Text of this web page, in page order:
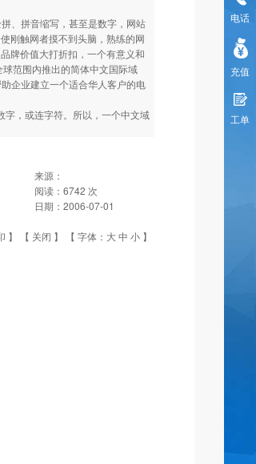
、拼音缩写，甚至是数字，网站
刚触网者摸不到头脑，熟练的网
牌价值大打折扣，一个有意义和
范围内推出的简体中文国际域
企业建立一个适合华人客户的电
字，或连字符。所以，一个中文域
来源：
阅读： 6742 次
日期： 2006-07-01
】 【 关闭 】 【 字体： 大中 小 】
电话
充值
工单